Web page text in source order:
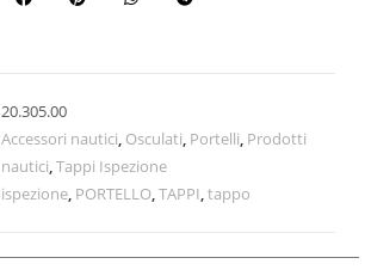
20.305.00
Accessori nautici, Osculati, Portelli, Prodotti
nautici,Tappi Ispezione
ispezione, PORTELLO,TAPPI,tappo